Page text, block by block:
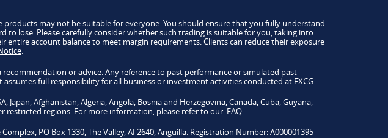
products may not be suitable for everyone. You should ensure that you fully understand
lose. Please carefully consider whether such trading is suitable for you, taking into
account balance to meet margin requirements. Clients can reduce their exposure
.
or advice. Any reference to past performance or simulated past
full responsibility for all business or investment activities conducted at FXCG.
Afghanistan, Algeria, Angola, Bosnia and Herzegovina, Canada, Cuba, Guyana,
restricted regions. For more information, please refer to our FAQ.
PO Box 1330, The Valley, AI 2640, Anguilla. Registration Number: A000001395